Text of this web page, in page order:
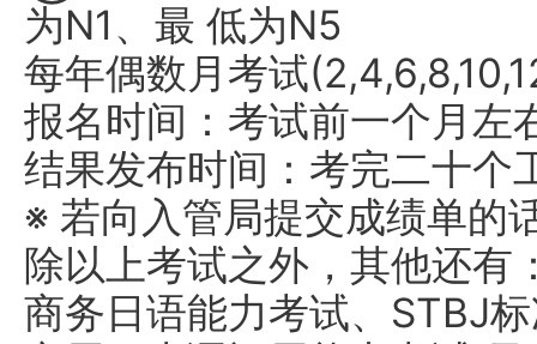
为N1、最 低为N5
每年偶数月考试
报名时间：考试前一个月左
结果发布时间：考完二十个
※ 若向入管局提交成绩单的
除以上考试之外，其他还
商务日语能力考试、STBJ